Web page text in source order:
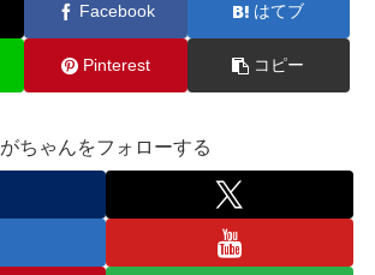
Facebook はてブ
Pinterest コピー
がちゃんをフォローする